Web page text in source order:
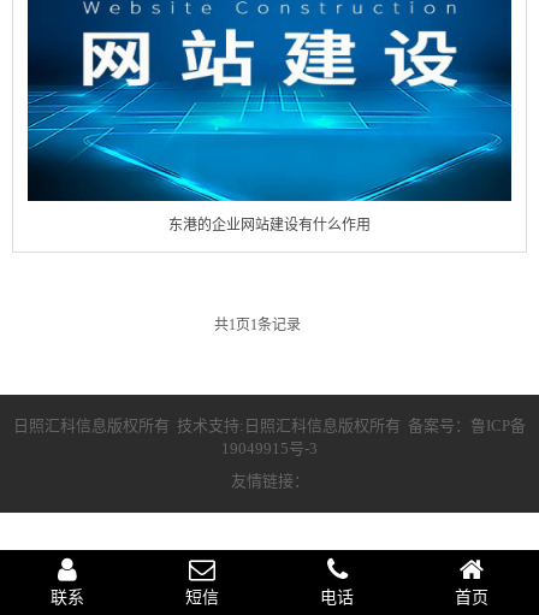
东港的企业网站建设有什么作用
共1 页1条记录
日照汇科信息版权所有 技术支持:日照汇科信息版权所有 备案号： 鲁ICP备
19049915号-3
友情链接：
首页
电话
短信
联系